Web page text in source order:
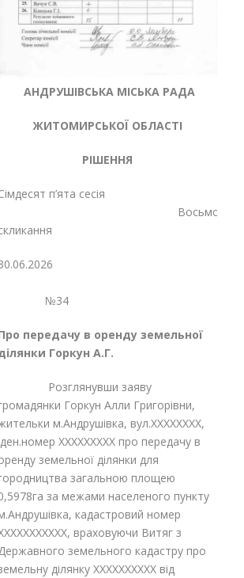
АНДРУШІВСЬКА МІСЬКА РАДА
ЖИТОМИРСЬКОЇ ОБЛАСТІ
РІШЕННЯ
п’ята сесія
Восьмого
№34
передачу в оренду земельної
Горкун А.Г.
Розглянувши заяву
Горкун Алли Григорівни,
м.Андрушівка, вул.XXXXXXXX,
XXXXXXXXX про передачу в
земельної ділянки для
загальною площею
за межами населеного пункту
кадастровий номер
враховуючи Витяг з
земельного кадастру про
ділянку XXXXXXXXXX від